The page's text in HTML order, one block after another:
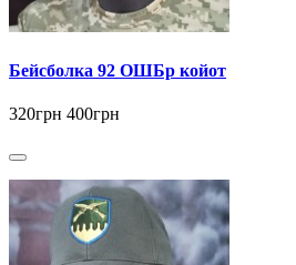
Бейсболка 92 ОШБр койот
320грн 400грн